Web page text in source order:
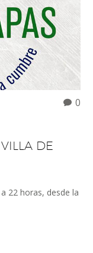
0
DE
22 horas, desde la